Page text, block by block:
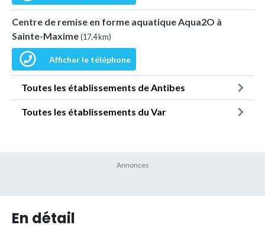
Centre de remise en forme aquatique Aqua2O à
Sainte-Maxime(17,4 km)
Afficher le téléphone
Toutes les établissements de Antibes
Toutes les établissements du Var
En détail